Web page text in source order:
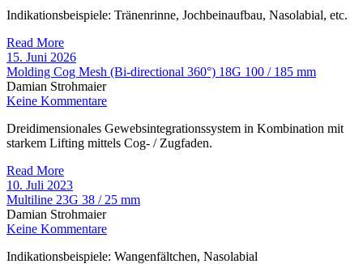
Indikationsbeispiele: Tränenrinne, Jochbeinaufbau, Nasolabial, etc.
Read More
15. Juni 2026
Molding Cog Mesh (Bi-directional 360°) 18G 100 / 185 mm
Damian Strohmaier
Keine Kommentare
Dreidimensionales Gewebsintegrationssystem in Kombination mit
starkem Lifting mittels Cog- / Zugfaden.
Read More
10. Juli 2023
Multiline 23G 38 / 25 mm
Damian Strohmaier
Keine Kommentare
Indikationsbeispiele: Wangenfältchen, Nasolabial